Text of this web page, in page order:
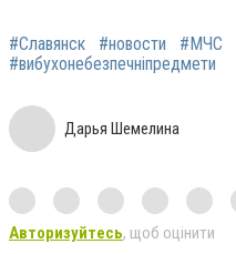
#Славянск #новости #МЧС
#вибухонебезпечніпредмети
Дарья Шемелина
Авторизуйтесь, щоб оцінити